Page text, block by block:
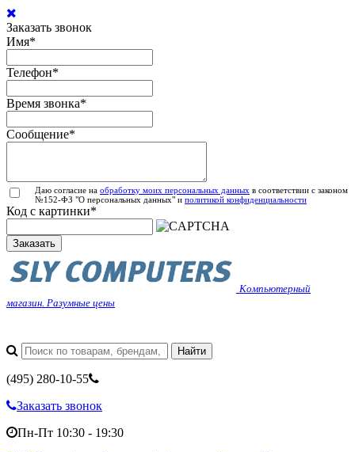
Заказать звонок
Имя*
Телефон*
Время звонка*
Сообщение*
Даю согласие на обработку моих персональных данных в соответствии с законом
№152-ФЗ "О персональных данных" и политикой конфиденциальности
Код с картинки*
Заказать
Компьютерный
магазин. Разумные цены
(495) 280-10-55
Заказать звонок
Пн-Пт 10:30 - 19:30